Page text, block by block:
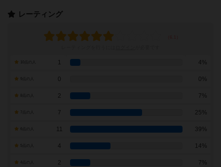
レーティング
1 4%
0 0%
2 7%
7点の人 7 25%
11 39%
4 14%
2 7%